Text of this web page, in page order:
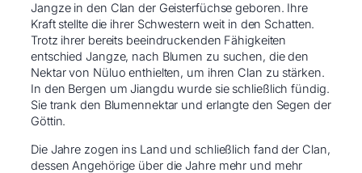
Jangze in den Clan der Geisterfüchse geboren. Ihre
Kraft stellte die ihrer Schwestern weit in den Schatten.
Trotz ihrer bereits beeindruckenden Fähigkeiten
entschied Jangze, nach Blumen zu suchen, die den
Nektar von Nüluo enthielten, um ihren Clan zu stärken.
In den Bergen um Jiangdu wurde sie schließlich fündig.
Sie trank den Blumennektar und erlangte den Segen der
Göttin.
Die Jahre zogen ins Land und schließlich fand der Clan,
dessen Angehörige über die Jahre mehr und mehr